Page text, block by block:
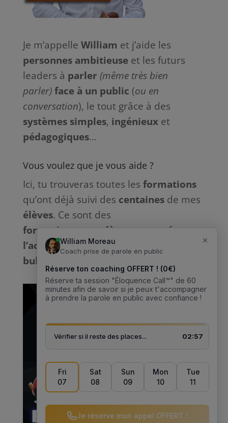
Je m’appelle William et j’aide les
personnes ambitieuseet les futurs
leaders à parler (même très bien
parler) face à un public (ou en
conversation), le tout grâce à des
systèmes simples, ingénieuxet
pédagogiques…
Vous voulez que je vous aide ?
Ici, tu trouveras toutes les formations
qu’ont déjà suivi des centainesde mes
élèves. Ce sont des
formations
complètes tournées
l’actionsans bla-bla inutile et
bullshit